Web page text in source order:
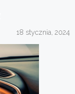
18 stycznia, 2024